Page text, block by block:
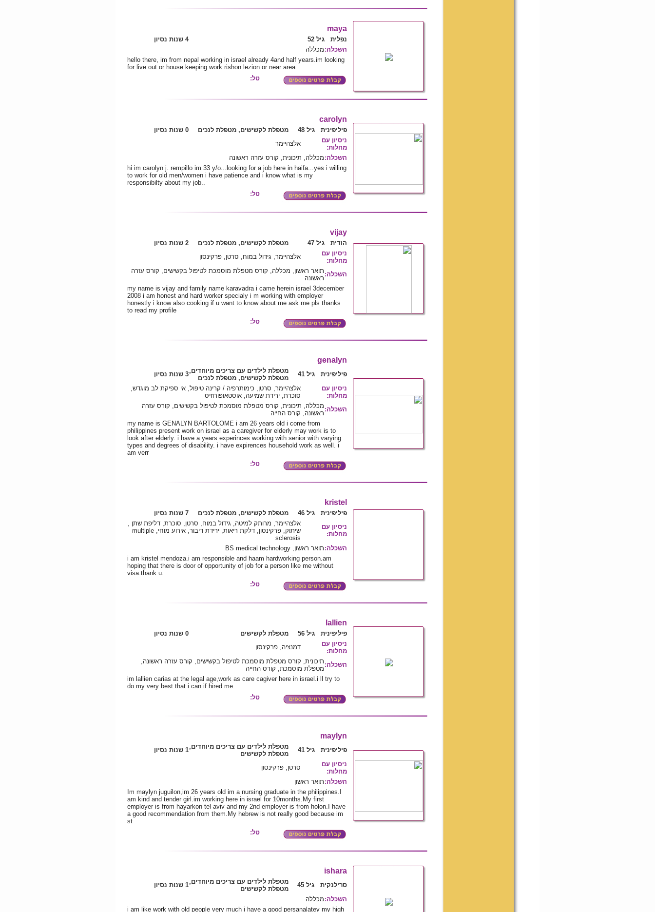
maya
נפלית גיל 52
4 שנות נסיון
השכלה: מכללה
hello there, im from nepal working in israel already 4and half years.im looking
for live out or house keeping work rishon lezion or near area
טל:
carolyn
פיליפינית גיל 48 מטפלת לקשישים, מטפלת לנכים
0 שנות נסיון
ניסיון עם
מחלות:
אלצהיימר
השכלה: מכללה, תיכונית, קורס עזרה ראשונה
hi im carolyn j. rempillo im 33 y/o...looking for a job here in haifa...yes i willing
to work for old men/women i have patience and i know what is my
responsibilty about my job..
טל:
vijay
הודית גיל 47 מטפלת לקשישים, מטפלת לנכים
2 שנות נסיון
ניסיון עם
מחלות:
אלצהיימר, גידול במוח, סרטן, פרקינסון
השכלה: תואר ראשון, מכללה, קורס מטפלת מוסמכת לטיפול בקשישים, קורס עזרה
ראשונה
my name is vijay and family name karavadra i came herein israel 3december
2008 i am honest and hard worker specialy i m working with employer
honestly i know also cooking if u want to know about me ask me pls thanks
to read my profile
טל:
genalyn
פיליפינית גיל 41
מטפלת לילדים עם צריכים מיוחדים,
מטפלת לקשישים, מטפלת לנכים
3 שנות נסיון
ניסיון עם
מחלות:
אלצהיימר, סרטן, כימותרפיה / קרינה טיפול, אי ספיקת לב מוגדש,
סוכרת, ירידת שמיעה, אוסטאופורוזיס
השכלה: מכללה, תיכונית, קורס מטפלת מוסמכת לטיפול בקשישים, קורס עזרה
ראשונה, קורס החייה
my name is GENALYN BARTOLOME i am 26 years old i come from
philippines present work on israel as a caregiver for elderly may work is to
look after elderly. i have a years experinces working with senior with varying
types and degrees of disability. i have expirences household work as well. i
am verr
טל:
kristel
פיליפינית גיל 46 מטפלת לקשישים, מטפלת לנכים
7 שנות נסיון
ניסיון עם
מחלות:
אלצהיימר, מרותק למיטה, גידול במוח, סרטן, סוכרת, דליפת שתן ,
שיתוק, פרקינסון, דלקת ריאות, ירידת דיבור, אירוע מוחי, multiple
sclerosis
השכלה: תואר ראשון, BS medical technology
i am kristel mendoza.i am responsible and haam hardworking person.am
hoping that there is door of opportunity of job for a person like me without
visa.thank u.
טל:
lallien
פיליפינית גיל 56 מטפלת לקשישים
0 שנות נסיון
ניסיון עם
מחלות:
דמנציה, פרקינסון
השכלה: תיכונית, קורס מטפלת מוסמכת לטיפול בקשישים, קורס עזרה ראשונה,
מטפלת מוסמכת, קורס החייה
im lallien carias at the legal age,work as care cagiver here in israel.i ll try to
do my very best that i can if hired me.
טל:
maylyn
פיליפינית גיל 41
מטפלת לילדים עם צריכים מיוחדים,
מטפלת לקשישים
1 שנות נסיון
ניסיון עם
מחלות:
סרטן, פרקינסון
השכלה: תואר ראשון
Im maylyn juguilon,im 26 years old im a nursing graduate in the philippines.I
am kind and tender girl.im working here in israel for 10months.My first
employer is from hayarkon tel aviv and my 2nd employer is from holon.I have
a good recommendation from them.My hebrew is not really good because im
st
טל:
ishara
סרילנקית גיל 45
מטפלת לילדים עם צריכים מיוחדים,
מטפלת לקשישים
1 שנות נסיון
השכלה: מכללה
i am like work with old people very much i have a good persanalatey my high